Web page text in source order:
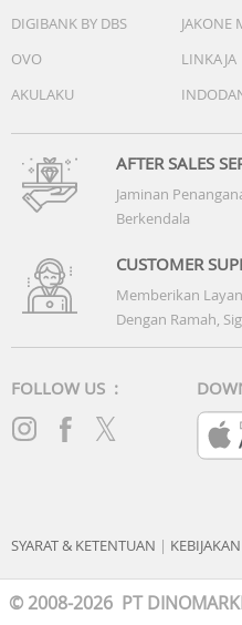
Cahaya
- Lampu latar LED (Super
- Berpijar
Warna cahaya LED:Putih
Kalender otomatis
Akurasi: ±15 detik per
Fitur lain
- Format 12/24 jam
DIGIBANK BY DBS
JAKONE
OVO
LINKAJA
AKULAKU
AFTER SALES
Jaminan
Berkendala
CUSTOMER
Memberikan
Dengan Ramah,
FOLLOW US :
SYARAT & KETENTUAN |
© 2008-2026 PT